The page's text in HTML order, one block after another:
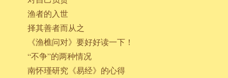
渔者的入世
择其善者而从之
《渔樵问对》要好好读一下！
“不争”的两种情况
南怀瑾研究《易经》的心得